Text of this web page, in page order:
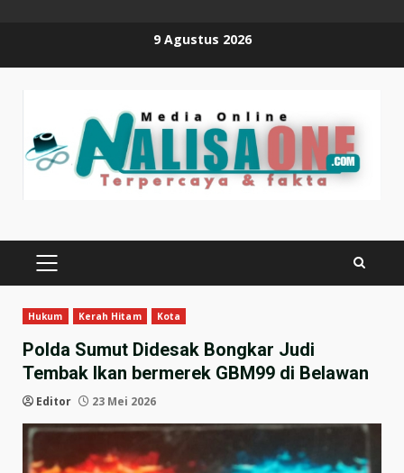
9 Agustus 2026
PRIMARY
Hukum Kerah Hitam Kota
Polda Sumut Didesak Bongkar Judi
Tembak Ikan bermerek GBM99 di Belawan
Editor 23 Mei 2026